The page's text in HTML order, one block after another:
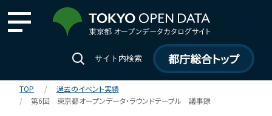
サイト内検索 都庁総合トップ
TOP
過去のイベント実績
第6回 東京都オープンデータ・ラウンドテーブル 議事録